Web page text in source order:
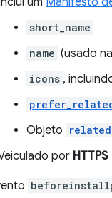
short_name
name (usado
icons ,
Objeto
por HTTPS